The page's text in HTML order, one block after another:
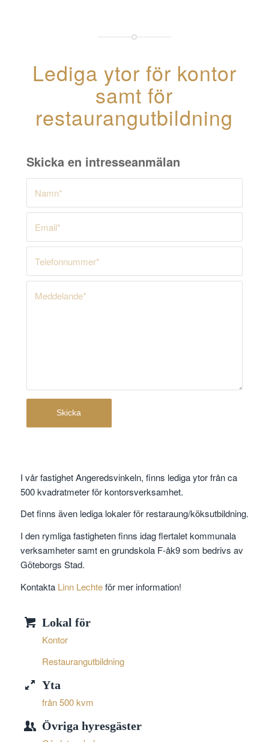
Lediga ytor för kontor
samt för
restaurangutbildning
Skicka en intresseanmälan
I vår fastighet Angeredsvinkeln, finns lediga ytor från ca
500 kvadratmeter för kontorsverksamhet.
Det finns även lediga lokaler för restaraung/köksutbildning.
I den rymliga fastigheten finns idag flertalet kommunala
verksamheter samt en grundskola F-åk9 som bedrivs av
Göteborgs Stad.
Kontakta Linn Lechteför mer information!
Lokal för
Kontor
Restaurangutbildning
Yta
från 500 kvm
Övriga hyresgäster